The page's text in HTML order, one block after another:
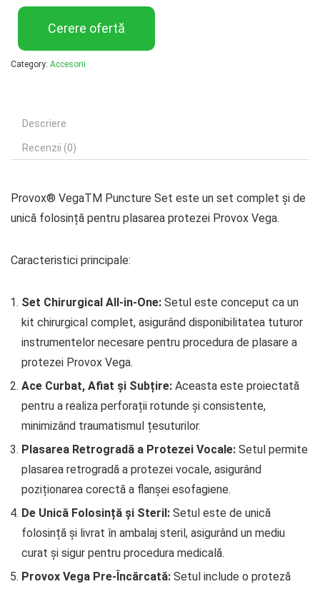
Cerere ofertă
Category: Accesorii
Descriere
Recenzii (0)
Provox® VegaTM Puncture Set este un set complet și de
unică folosință pentru plasarea protezei Provox Vega.
Caracteristici principale:
Set Chirurgical All-in-One: Setul este conceput ca un
kit chirurgical complet, asigurând disponibilitatea tuturor
instrumentelor necesare pentru procedura de plasare a
protezei Provox Vega.
Ace Curbat, Afiat și Subțire: Aceasta este proiectată
pentru a realiza perforații rotunde și consistente,
minimizând traumatismul țesuturilor.
Plasarea Retrogradă a Protezei Vocale: Setul permite
plasarea retrogradă a protezei vocale, asigurând
poziționarea corectă a flanșei esofagiene.
De Unică Folosință și Steril: Setul este de unică
folosință și livrat în ambalaj steril, asigurând un mediu
curat și sigur pentru procedura medicală.
Provox Vega Pre-Încărcată: Setul include o proteză